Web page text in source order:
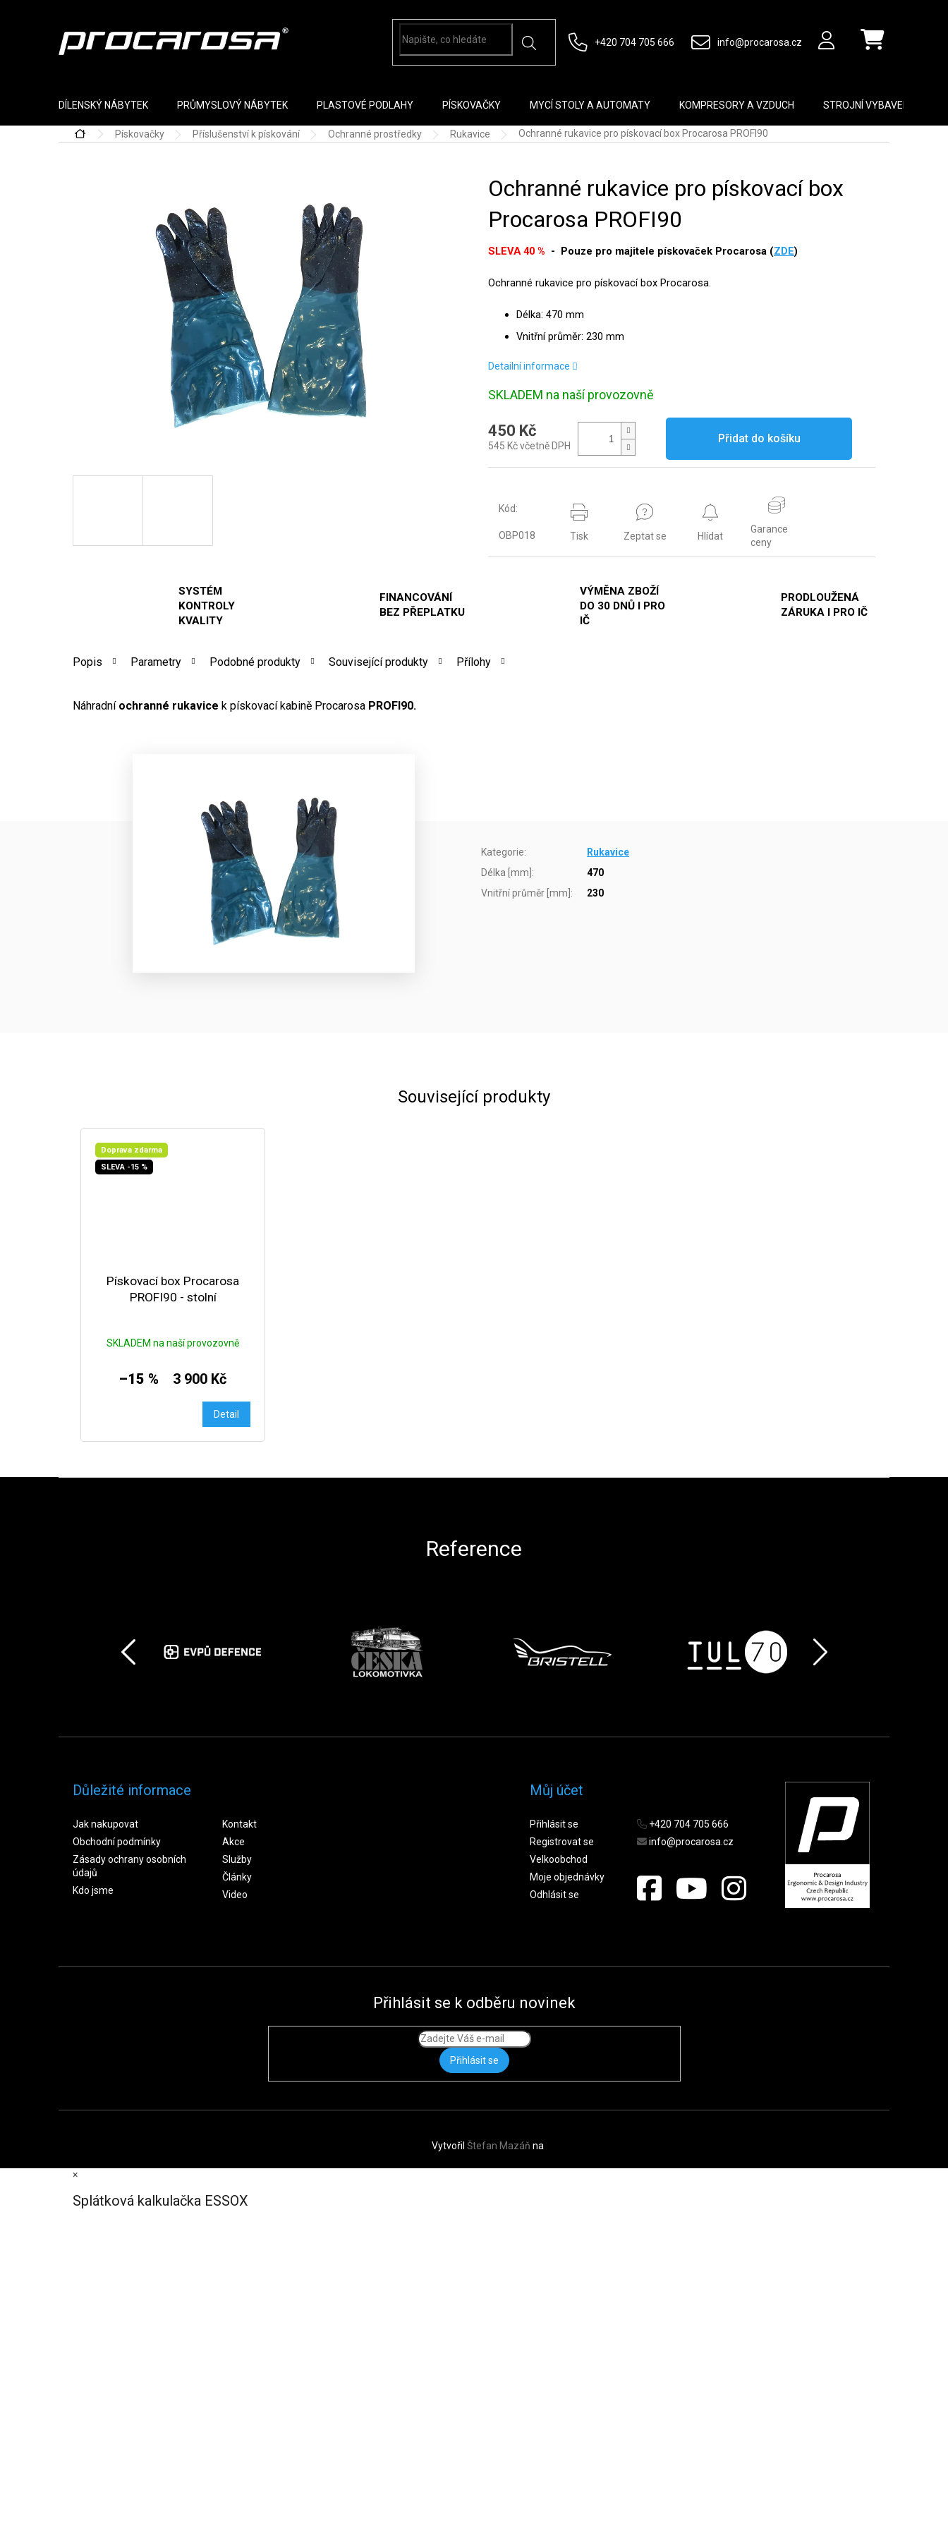
+420 704 705 666 info@procarosa.cz Nákupní košík
DÍLENSKÝ NÁBYTEK PRŮMYSLOVÝ NÁBYTEK PLASTOVÉ PODLAHY PÍSKOVAČKY MYCÍ STOLY A AUTOMATY KOMPRESORY A VZDUCH STROJNÍ VYBAVENÍ
Domů Pískovačky Příslušenství k pískování Ochranné prostředky Rukavice Ochranné rukavice pro pískovací box Procarosa PROFI90
Ochranné rukavice pro pískovací box
Procarosa PROFI90
SLEVA 40 % - Pouze pro majitele pískovaček Procarosa (ZDE)
Ochranné rukavice pro pískovací box Procarosa.
Délka: 470 mm
Vnitřní průměr: 230 mm
Detailní informace
SKLADEM na naší provozovně
450 Kč
545 Kč včetně DPH
Přidat do košíku
Kód:
OBP018 Tisk Zeptat se Hlídat
Garance
ceny
SYSTÉM
KONTROLY
KVALITY
FINANCOVÁNÍ
BEZ PŘEPLATKU
VÝMĚNA ZBOŽÍ
DO 30 DNŮ I PRO
IČ
PRODLOUŽENÁ
ZÁRUKA I PRO IČ
Popis Parametry Podobné produkty Související produkty Přílohy
Náhradní ochranné rukavice k pískovací kabině Procarosa PROFI90.
Kategorie:
Rukavice
Délka [mm] :
470
Vnitřní průměr [mm] : 230
Související produkty
Doprava zdarma
SLEVA -15 %
Pískovací box Procarosa
PROFI90 - stolní
SKLADEM na naší provozovně
–15 % 3 900 Kč
Detail
Reference
Důležité informace
Jak nakupovat
Obchodní podmínky
Zásady ochrany osobních
údajů
Kdo jsme
Kontakt
Akce
Služby
Články
Video
Můj účet
Přihlásit se
Registrovat se
Velkoobchod
Moje objednávky
Odhlásit se
+420 704 705 666
info@procarosa.cz
Přihlásit se k odběru novinek
Přihlásit se
Vytvořil Štefan Mazáň na
×
Splátková kalkulačka ESSOX